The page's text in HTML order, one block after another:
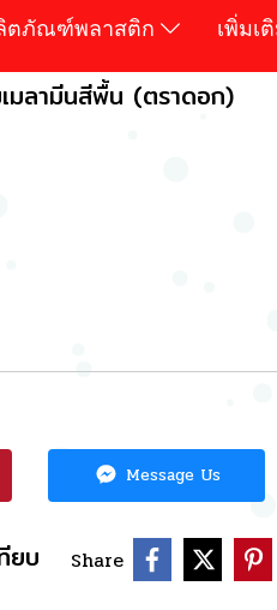
ตภัณฑ์พลาสติก เพิ่มเ
มลามีนสีพื้น (ตราดอก)
Message Us
ยบ Share